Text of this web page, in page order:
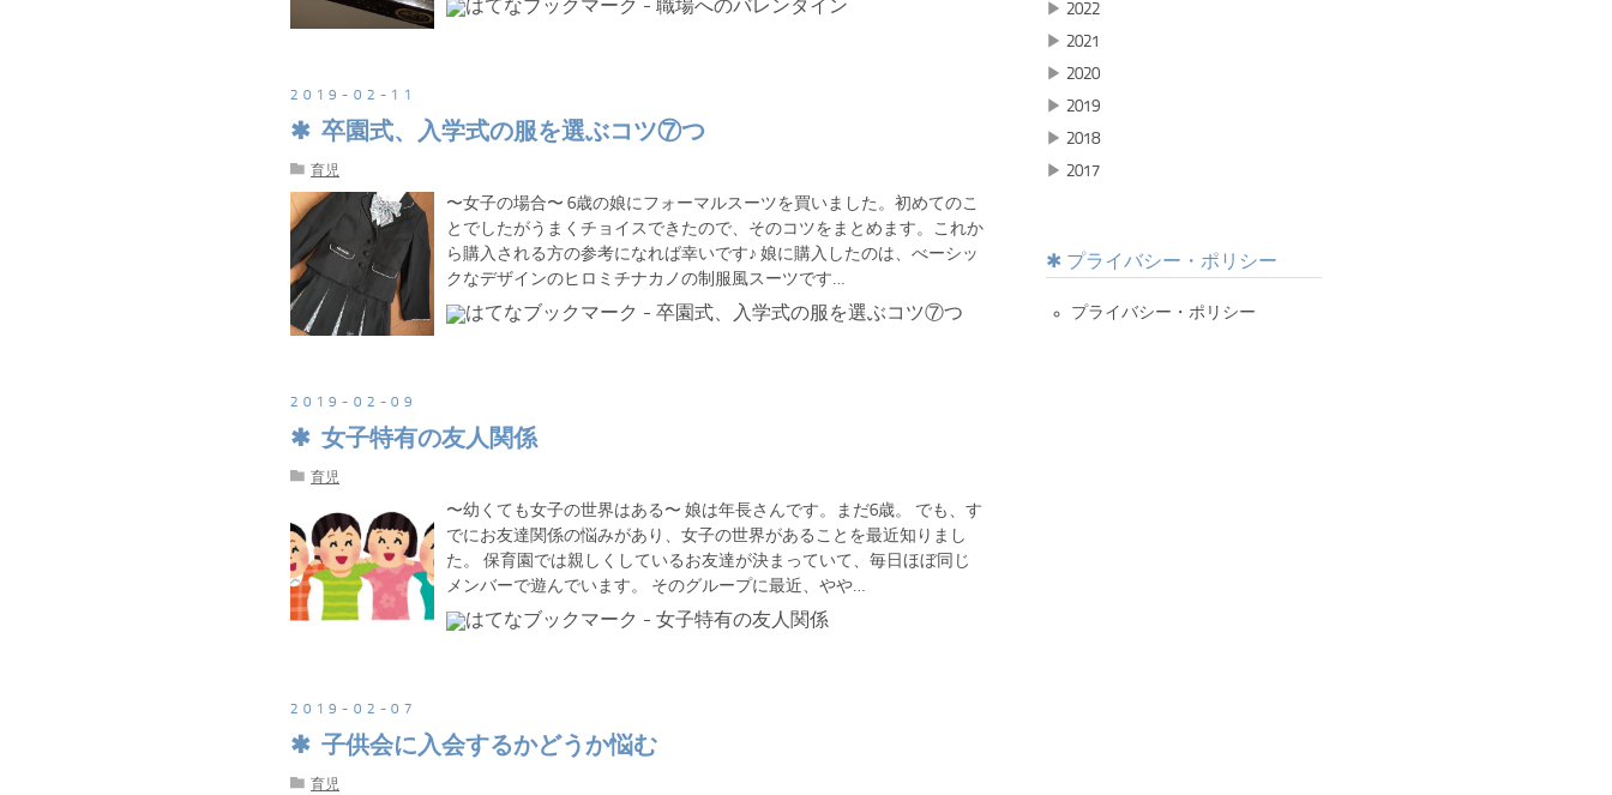
2019-02 - 11
卒園式、入学式の服を選ぶコツ⑦つ
育児
〜女子の場合〜 6歳の娘にフォーマルスーツを買いました。初めてのこ
とでしたがうまくチョイスできたので、そのコツをまとめます。これか
ら購入される方の参考になれば幸いです♪ 娘に購入したのは、べーシッ
クなデザインのヒロミチナカノの制服風スーツです…
2019-02 -09
女子特有の友人関係
育児
〜幼くても女子の世界はある〜 娘は年長さんです。まだ6歳。 でも、す
でにお友達関係の悩みがあり、女子の世界があることを最近知りまし
た。 保育園では親しくしているお友達が決まっていて、毎日ほぼ同じ
メンバーで遊んでいます。 そのグループに最近、やや…
2019-02 -07
子供会に入会するかどうか悩む
育児
▶ 2022
▶ 2021
▶ 2020
▶ 2019
▶ 2018
▶ 2017
プライバシー・ポリシー
プライバシー・ポリシー